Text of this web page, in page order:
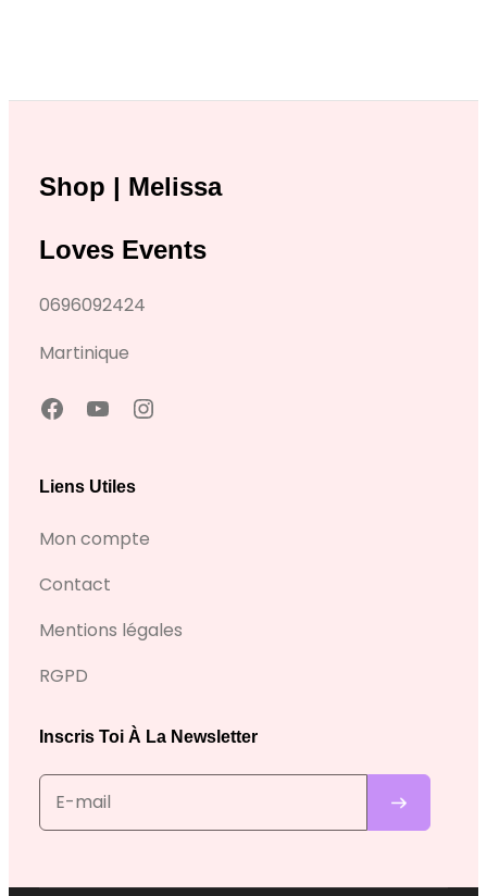
Shop | Melissa
Loves Events
0696092424
Martinique
h
t
s
:
/
w
w
f
Y
u
u
b
s
a
a
Liens Utiles
Mon compte
Contact
Mentions légales
RGPD
Inscris Toi À La Newsletter